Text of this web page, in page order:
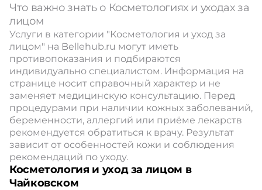
Что важно знать о Косметологиях и уходах за
лицом
Услуги в категории "Косметология и уход за
лицом" на Bellehub.ru могут иметь
противопоказания и подбираются
индивидуально специалистом. Информация на
странице носит справочный характер и не
заменяет медицинскую консультацию. Перед
процедурами при наличии кожных заболеваний,
беременности, аллергий или приёме лекарств
рекомендуется обратиться к врачу. Результат
зависит от особенностей кожи и соблюдения
рекомендаций по уходу.
Косметология и уход за лицом в
Чайковском